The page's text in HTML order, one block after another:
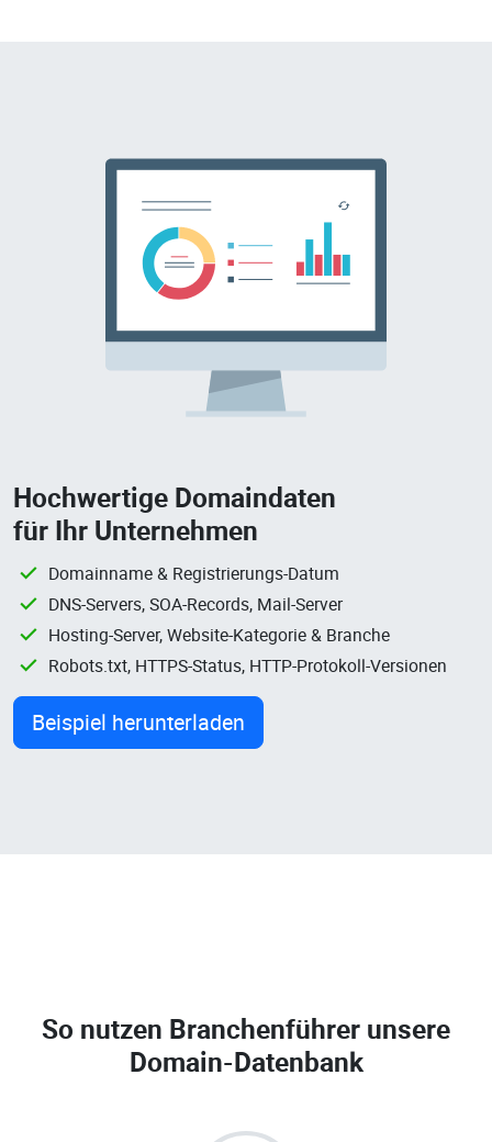
Hochwertige Domaindaten
für Ihr Unternehmen
Domainname & Registrierungs-Datum
DNS-Servers, SOA-Records, Mail-Server
Hosting-Server, Website-Kategorie & Branche
Robots.txt, HTTPS-Status, HTTP-Protokoll-Versionen
Beispiel herunterladen
So nutzen Branchenführer unsere
Domain-Datenbank